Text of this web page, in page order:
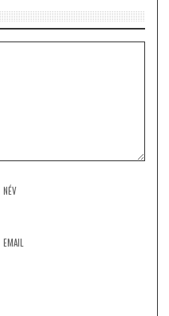
NÉV
EMAIL